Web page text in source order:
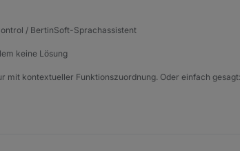
/ BertinSoft-Sprachassistent
keine Lösung
mit kontextueller Funktionszuordnung. Oder einfach